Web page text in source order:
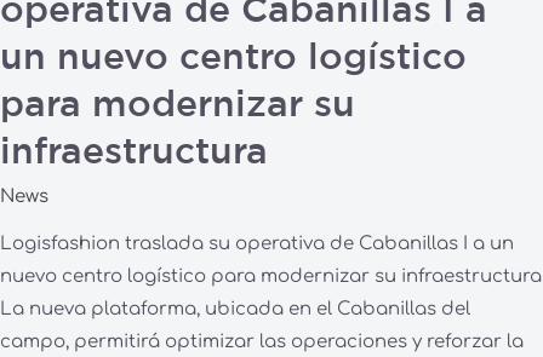
operativa de Cabanillas I a
un nuevo centro logístico
para modernizar su
infraestructura
News
Logisfashion traslada su operativa de Cabanillas I a un
nuevo centro logístico para modernizar su infraestructura
La nueva plataforma, ubicada en el Cabanillas del
campo, permitirá optimizar las operaciones y reforzar la
infraestructura